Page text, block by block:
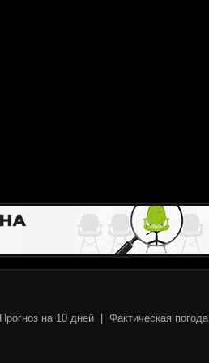
Прогноз на 10 дней Фактическая погода